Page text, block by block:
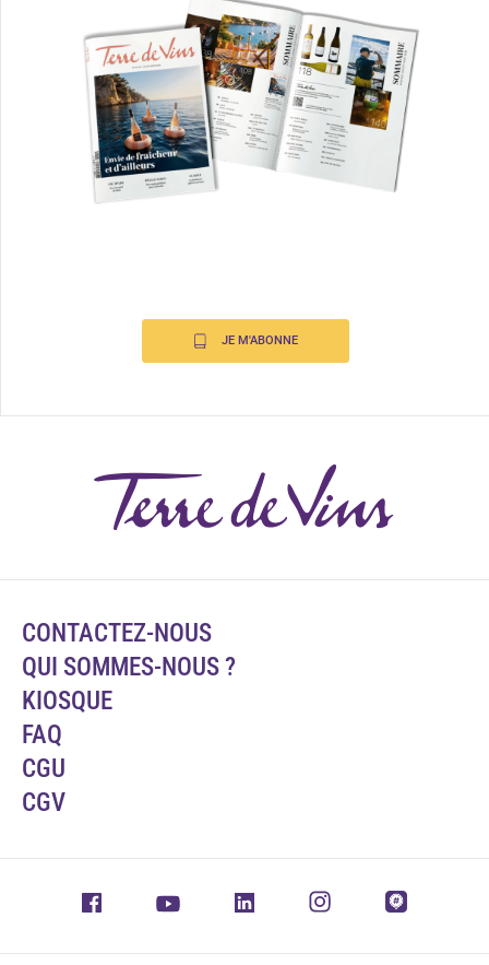
JE M'ABONNE
CONTACTEZ-NOUS
QUI SOMMES-NOUS ?
KIOSQUE
FAQ
CGU
CGV